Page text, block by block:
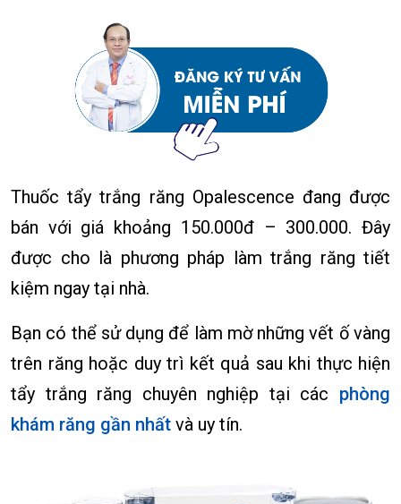
Thuốc tẩy trắng răng Opalescence đang được
bán với giá khoảng 150.000đ – 300.000. Đây
được cho là phương pháp làm trắng răng tiết
kiệm ngay tại nhà.
Bạn có thể sử dụng để làm mờ những vết ố vàng
trên răng hoặc duy trì kết quả sau khi thực hiện
tẩy trắng răng chuyên nghiệp tại các phòng
khám răng gần nhất và uy tín.